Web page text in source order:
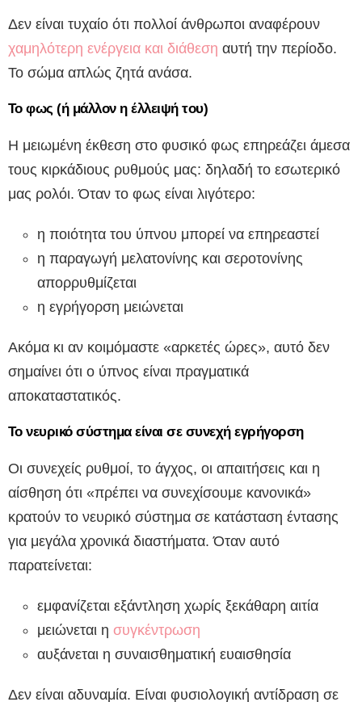
Δεν είναι τυχαίο ότι πολλοί άνθρωποι αναφέρουν
χαμηλότερη ενέργεια και διάθεση αυτή την περίοδο.
Το σώμα απλώς ζητά ανάσα.
Το φως (ή μάλλον η έλλειψή του)
Η μειωμένη έκθεση στο φυσικό φως επηρεάζει άμεσα
τους κιρκάδιους ρυθμούς μας: δηλαδή το εσωτερικό
μας ρολόι. Όταν το φως είναι λιγότερο:
η ποιότητα του ύπνου μπορεί να επηρεαστεί
η παραγωγή μελατονίνης και σεροτονίνης
απορρυθμίζεται
η εγρήγορση μειώνεται
Ακόμα κι αν κοιμόμαστε «αρκετές ώρες», αυτό δεν
σημαίνει ότι ο ύπνος είναι πραγματικά
αποκαταστατικός.
Το νευρικό σύστημα είναι σε συνεχή εγρήγορση
Οι συνεχείς ρυθμοί, το άγχος, οι απαιτήσεις και η
αίσθηση ότι «πρέπει να συνεχίσουμε κανονικά»
κρατούν το νευρικό σύστημα σε κατάσταση έντασης
για μεγάλα χρονικά διαστήματα. Όταν αυτό
παρατείνεται:
εμφανίζεται εξάντληση χωρίς ξεκάθαρη αιτία
μειώνεται η συγκέντρωση
αυξάνεται η συναισθηματική ευαισθησία
Δεν είναι αδυναμία. Είναι φυσιολογική αντίδραση σε